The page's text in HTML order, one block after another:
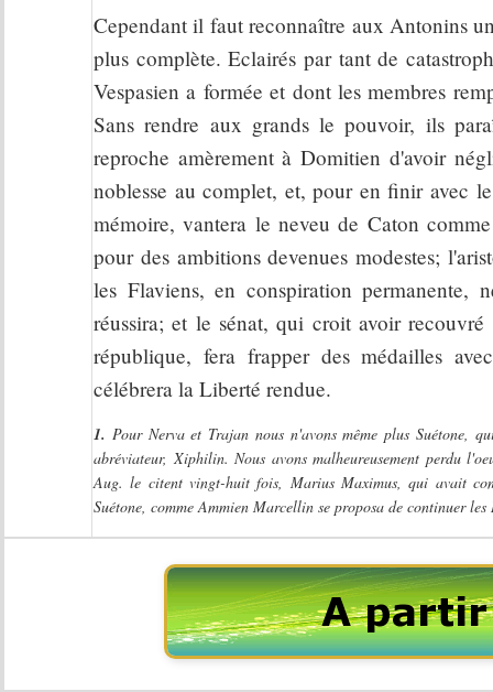
Cependant il faut reconnaître aux Antonins
plus complète. Eclairés par tant de
Vespasien a formée et dont les membres
Sans rendre aux grands le pouvoir, ils
reproche amèrement à Domitien d'avoir
noblesse au complet, et, pour en finir avec
mémoire, vantera le neveu de Caton
pour des ambitions devenues modestes;
les Flaviens, en conspiration
réussira; et le sénat, qui croit avoir
république, fera frapper des médailles
célébrera la Liberté rendue.
1. Pour Nerva et Trajan nous n'avons même plus Suétone,
abréviateur, Xiphilin. Nous avons malheureusement perdu
Aug. le citent vingt-huit fois, Marius Maximus, qui avait
Suétone, comme Ammien Marcellin se proposa de continuer